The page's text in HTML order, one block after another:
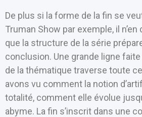
De plus si la forme de la fin se
Truman Show par exemple, il
que la structure de la série
conclusion. Une grande ligne
de la thématique traverse toute
avons vu comment la notion
totalité, comment elle évolue
abyme. La fin s’inscrit dans une